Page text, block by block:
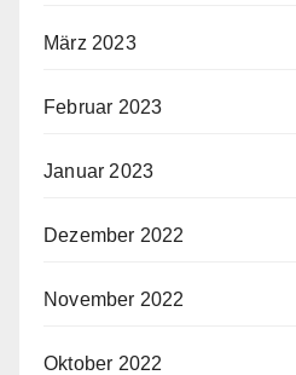
März 2023
Februar 2023
Januar 2023
Dezember 2022
November 2022
Oktober 2022